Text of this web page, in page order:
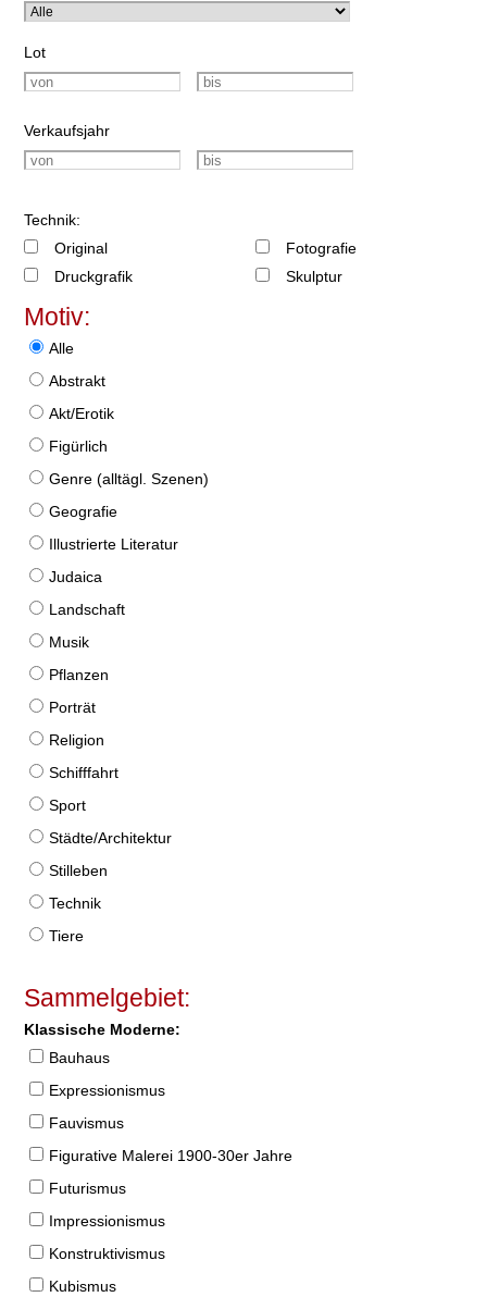
Lot
Verkaufsjahr
Technik:
Original
Druckgrafik
Fotografie
Skulptur
Motiv:
Alle
Abstrakt
Akt/Erotik
Figürlich
Genre (alltägl. Szenen)
Geografie
Illustrierte Literatur
Judaica
Landschaft
Musik
Pflanzen
Porträt
Religion
Schifffahrt
Sport
Städte/Architektur
Stilleben
Technik
Tiere
Sammelgebiet:
Klassische Moderne:
Bauhaus
Expressionismus
Fauvismus
Figurative Malerei 1900-30er Jahre
Futurismus
Impressionismus
Konstruktivismus
Kubismus